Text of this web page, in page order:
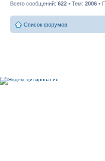
Всего сообщений: 622 • Тем: 2006 •
Список форумов